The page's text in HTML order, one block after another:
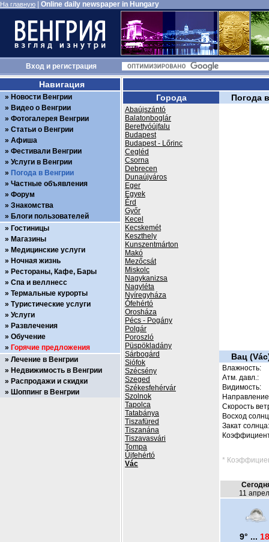
На главную Online daily newspaper in Hungary
Входи регистрация
Города
Abaújszántó
Balatonboglár
Berettyóújfalu
Budapest
Budapest - Lőrinc
Cegléd
Csorna
Debrecen
Dunaújváros
Eger
Egyek
Érd
Győr
Kecel
Kecskemét
Keszthely
Kunszentmárton
Makó
Mezőcsát
Miskolc
Nagykanizsa
Nagyléta
Nyíregyháza
Ófehértó
Orosháza
Pécs - Pogány
Polgár
Poroszló
Püspökladány
Sárbogárd
Siófok
Szécsény
Szeged
Székesfehérvár
Szolnok
Tapolca
Tatabánya
Tiszafüred
Tiszanána
Tiszavasvári
Tompa
Újfehértó
Vác
Погода
Вац
Влажность:
Атм. давл.:
Видимость:
Скорость
Восход
Закат солнца:
*
11
9° ...
Навигация
Новости Венгрии
Видео о Венгрии
Фотогалерея Венгрии
Статьи о Венгрии
Афиша
Фестивали Венгрии
Услуги в Венгрии
Погода в Венгрии
Частные объявления
Форум
Знакомства
Блоги пользователей
Гостиницы
Магазины
Медицинские услуги
Ночная жизнь
Рестораны, Кафе, Бары
Спа и веллнесс
Термальные курорты
Туристические услуги
Услуги
Развлечения
Обучение
Горячие предложения
Лечение в Венгрии
Недвижимость в Венгрии
Распродажи и скидки
Шоппинг в Венгрии